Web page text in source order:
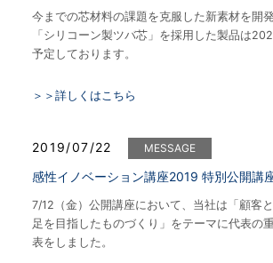
今までの芯材料の課題を克服した新素材を開発
「シリコーン製ツバ芯」を採用した製品は
予定しております。
＞＞詳しくはこちら
2019/07/22 MESSAGE
感性イノベーション講座2019 特別公開講
7/12（金）公開講座において、当社は「顧客
足を目指したものづくり」をテーマに代表の
表をしました。